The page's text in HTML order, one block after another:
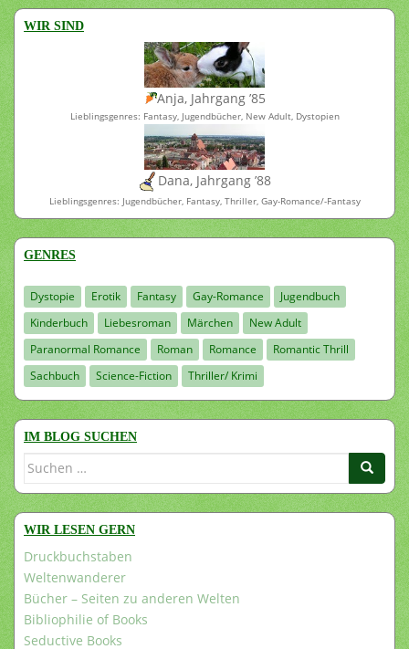
WIR SIND
Anja, Jahrgang ’85
Lieblingsgenres: Fantasy, Jugendbücher, New Adult, Dystopien
Dana, Jahrgang ’88
Lieblingsgenres: Jugendbücher, Fantasy, Thriller, Gay-Romance/-Fantasy
GENRES
Dystopie Erotik Fantasy Gay-Romance
Jugendbuch
Kinderbuch
Liebesroman Märchen
New Adult
Paranormal Romance
Roman Romance
Romantic Thrill
Sachbuch
Science-Fiction Thriller/ Krimi
IM BLOG SUCHEN
Suchen
WIR LESEN GERN
Druckbuchstaben
Weltenwanderer
Bücher – Seiten zu anderen Welten
Bibliophilie of Books
Seductive Books